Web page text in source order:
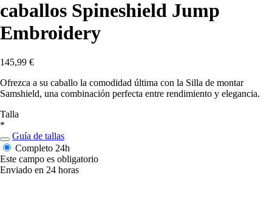
caballos Spineshield Jump
Embroidery
145,99 €
Ofrezca a su caballo la comodidad última con la Silla de montar
Samshield, una combinación perfecta entre rendimiento y elegancia.
Talla
*
Guía de tallas
Completo 24h
Este campo es obligatorio
Enviado en 24 horas